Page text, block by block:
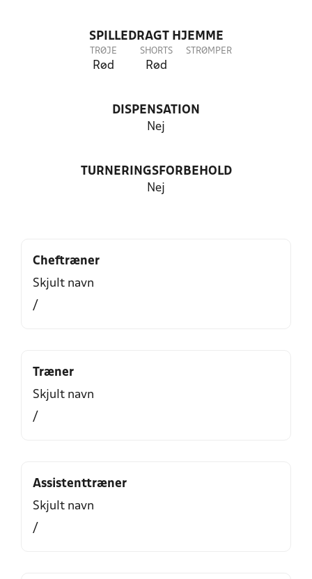
SPILLEDRAGT HJEMME
TRØJE
Rød
SHORTS
Rød
STRØMPER
DISPENSATION
Nej
TURNERINGSFORBEHOLD
Nej
Cheftræner
Skjult navn
/
Træner
Skjult navn
/
Assistenttræner
Skjult navn
/